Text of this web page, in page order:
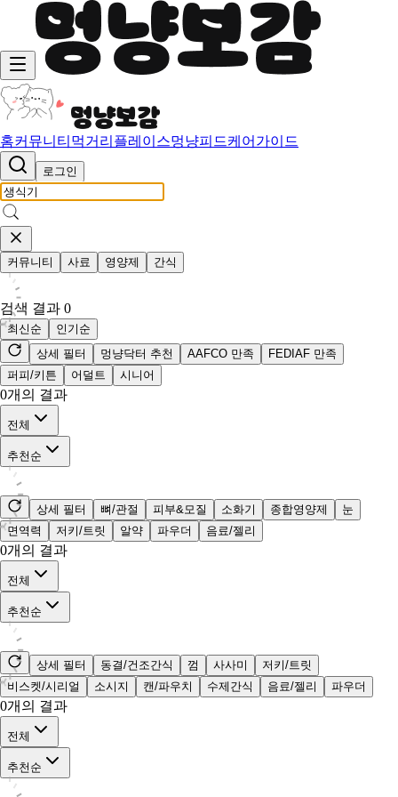
홈커뮤니티 먹거리 플레이스멍냥피드케어가이드
로그인
커뮤니티 사료 영양제 간식
검색 결과 0
최신순
인기순
상세 필터
멍냥닥터 추천 AAFCO 만족
FEDIAF 만족
퍼피/키튼
어덜트 시니어
0개의 결과
전체
추천순
상세 필터 뼈/관절 피부&모질 소화기 종합영양제
눈
면역력
저키/트릿 알약 파우더 음료/젤리
0개의 결과
전체
추천순
상세 필터 동결/건조간식 껌 사사미
저키/트릿
비스켓/시리얼
소시지 캔/파우치 수제간식 음료/젤리 파우더
0개의 결과
전체
추천순